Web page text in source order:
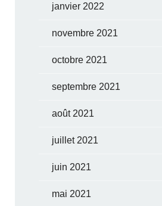
janvier 2022
novembre 2021
octobre 2021
septembre 2021
août 2021
juillet 2021
juin 2021
mai 2021